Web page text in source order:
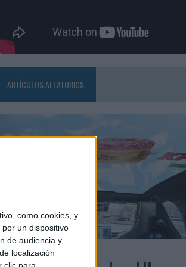
como cookies, y
un dispositivo
de audiencia y
localización
clic para
ARTÍCULOS ALEATORIOS